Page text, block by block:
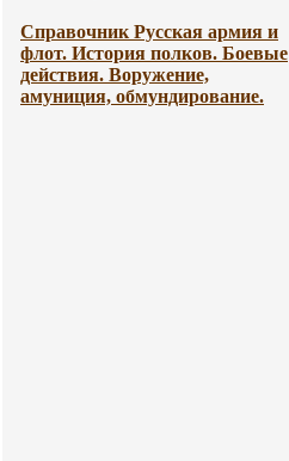
Справочник Русская армия и
флот. История полков. Боевые
действия. Воружение,
амуниция, обмундирование.